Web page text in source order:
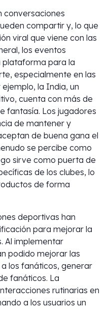
conversaciones
compartir y, lo que
viral que viene con las
los eventos
plataforma para la
especialmente en las
la India, un
cuenta con más de
fantasía. Los jugadores
de mantener y
de buena gana el
se percibe como
sirve como puerta de
de los clubes, lo
de forma
deportivas han
para mejorar la
Al implementar
podido mejorar las
los fanáticos, generar
fanáticos. La
rutinarias en
a los usuarios un